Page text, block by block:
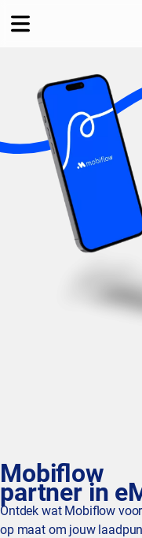
Mobiflow
partner in
Ontdek wat Mobiflow
op maat om jouw